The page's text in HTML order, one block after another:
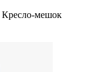
Кресло-мешок